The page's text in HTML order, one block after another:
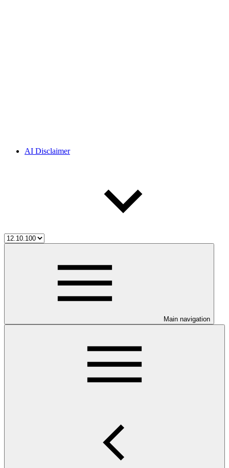
AI Disclaimer
Main navigation